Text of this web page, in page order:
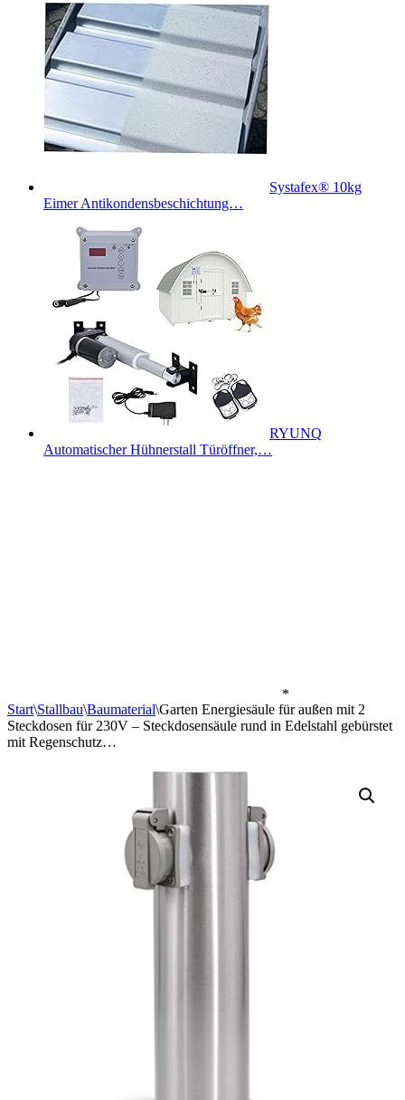
Systafex® 10kg
Eimer Antikondensbeschichtung…
RYUNQ
Automatischer Hühnerstall Türöffner,…
*
Start\Stallbau\Baumaterial\Garten Energiesäule für außen mit 2
Steckdosen für 230V – Steckdosensäule rund in Edelstahl gebürstet
mit Regenschutz…